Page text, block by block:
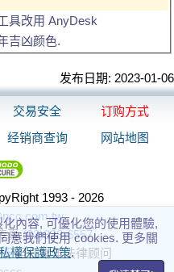
具改用 AnyDesk
吉凶颜色.
发布日期: 2023-01-06
交易安全
订购方式
经销商查询 网站地图
1993 - 2026
真:(03)328-6557
担任常年法律顾问
內容, 可優化您的使用體驗,
意我們使用 cookies. 更多關
權保護政策.